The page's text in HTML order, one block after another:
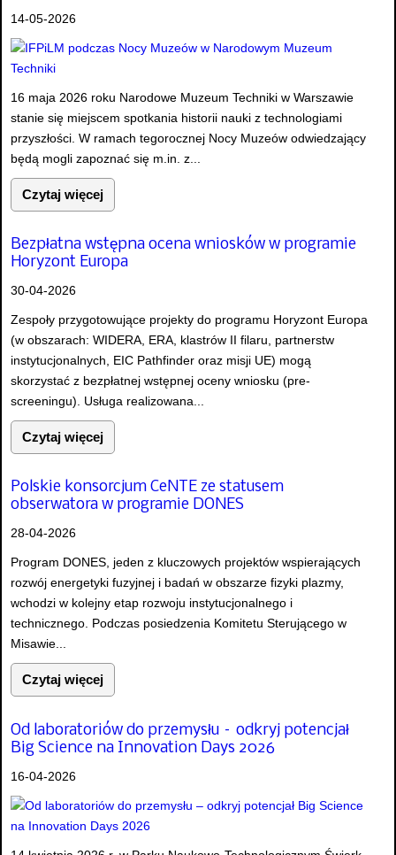
14-05-2026
16 maja 2026 roku Narodowe Muzeum Techniki w Warszawie
stanie się miejscem spotkania historii nauki z technologiami
przyszłości. W ramach tegorocznej Nocy Muzeów odwiedzający
będą mogli zapoznać się m.in. z...
Czytaj więcej
Bezpłatna wstępna ocena wniosków w programie
Horyzont Europa
30-04-2026
Zespoły przygotowujące projekty do programu Horyzont Europa
(w obszarach: WIDERA, ERA, klastrów II filaru, partnerstw
instytucjonalnych, EIC Pathfinder oraz misji UE) mogą
skorzystać z bezpłatnej wstępnej oceny wniosku (pre-
screeningu). Usługa realizowana...
Czytaj więcej
Polskie konsorcjum CeNTE ze statusem
obserwatora w programie DONES
28-04-2026
Program DONES, jeden z kluczowych projektów wspierających
rozwój energetyki fuzyjnej i badań w obszarze fizyki plazmy,
wchodzi w kolejny etap rozwoju instytucjonalnego i
technicznego. Podczas posiedzenia Komitetu Sterującego w
Misawie...
Czytaj więcej
Od laboratoriów do przemysłu – odkryj potencjał
Big Science na Innovation Days 2026
16-04-2026